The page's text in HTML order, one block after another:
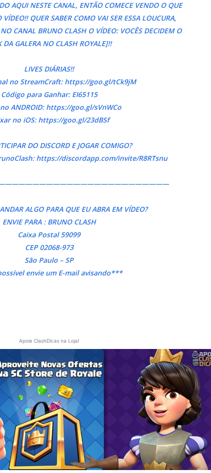
AQUI NESTE CANAL, ENTÃO COMECE VENDO O QUE
QUER SABER COMO VAI SER ESSA LOUCURA,
CANAL BRUNO CLASH O VÍDEO: VOCÊS DECIDEM O
DA GALERA NO CLASH ROYALE]!!
LIVES DIÁRIAS!!
no StreamCraft: https://goo.gl/tCk9jM
Código para Ganhar: EI65115
ANDROID: https://goo.gl/sVnWCo
no iOS: https://goo.gl/23dBSf
DO DISCORD E JOGAR COMIGO?
https://discordapp.com/invite/R8RTsnu
ALGO PARA QUE EU ABRA EM VÍDEO?
ENVIE PARA : BRUNO CLASH
Caixa Postal 59099
CEP 02068-973
São Paulo – SP
envie um E-mail avisando***
Apoie ClashDicas na Loja!